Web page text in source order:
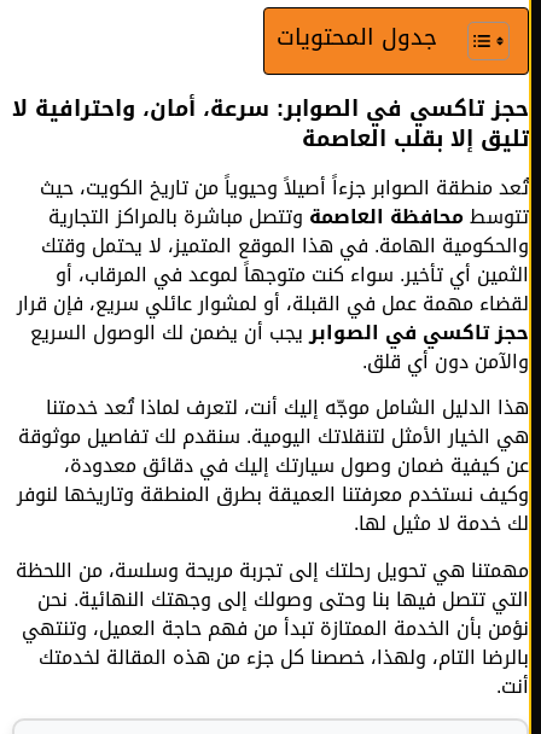
جدول المحتويات
تاكسي في الصوابر: سرعة، أمان، واحترافية لا
إلا بقلب العاصمة
منطقة الصوابر جزءاً أصيلاً وحيوياً من تاريخ الكويت، حيث
محافظة العاصمةوتتصل مباشرة بالمراكز التجارية
الهامة. في هذا الموقع المتميز، لا يحتمل وقتك
أي تأخير. سواء كنت متوجهاً لموعد في المرقاب، أو
مهمة عمل في القبلة، أو لمشوار عائلي سريع، فإن قرار
تاكسي في الصوابريجب أن يضمن لك الوصول السريع
دون أي قلق.
الدليل الشامل موجّه إليك أنت، لتعرف لماذا تُعد خدمتنا
الأمثل لتنقلاتك اليومية. سنقدم لك تفاصيل موثوقة
ضمان وصول سيارتك إليك في دقائق معدودة،
نستخدم معرفتنا العميقة بطرق المنطقة وتاريخها لنوفر
لا مثيل لها.
هي تحويل رحلتك إلى تجربة مريحة وسلسة، من اللحظة
تتصل فيها بنا وحتى وصولك إلى وجهتك النهائية. نحن
بأن الخدمة الممتازة تبدأ من فهم حاجة العميل، وتنتهي
التام، ولهذا، خصصنا كل جزء من هذه المقالة لخدمتك